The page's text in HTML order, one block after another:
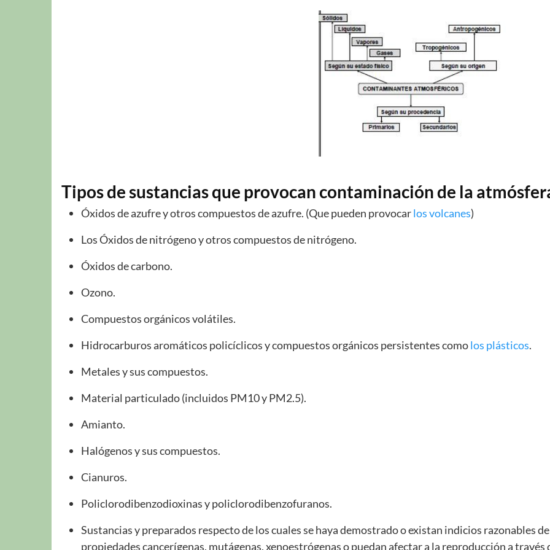
Tipos de sustancias que provocan contaminación de la
Óxidos de azufre y otros compuestos de azufre. (Que pueden provocarlos volcanes)
Los Óxidos de nitrógeno y otros compuestos de nitrógeno.
Óxidos de carbono.
Ozono.
Compuestos orgánicos volátiles.
Hidrocarburos aromáticos policíclicos y compuestos orgánicos persistentes comolos plásticos.
Metales y sus compuestos.
Material particulado (incluidos PM10 y PM2.5).
Amianto.
Halógenos y sus compuestos.
Cianuros.
Policlorodibenzodioxinas y policlorodibenzofuranos.
Sustancias y preparados respecto de los cuales se haya demostrado o existan indicios razonables
propiedades cancerígenas, mutágenas, xenoestrógenas o puedan afectar a la reproducción a través